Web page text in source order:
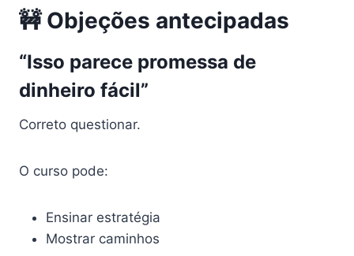
🚧 Objeções antecipadas
“Isso parece promessa de
dinheiro fácil”
Correto questionar.
O curso pode:
Ensinar estratégia
Mostrar caminhos